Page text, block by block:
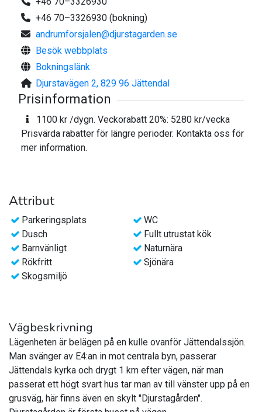
och närhet till kultur- och turistaktiviteter i vår charmiga
kommun. Här kan du sakta ner tempot utan att göra avkall på
komforten.
Praktisk info:
Trådlöst wi-fi ingår
Sopor och städning tas om hand av gästen och ingår inte
+46 70–3326930 (bokning)
andrumforsjalen@djurstagarden.se
Besök webbplats
Bokningslänk
Djurstavägen 2, 829 96 Jättendal
Prisinformation
1100 kr /dygn. Veckorabatt 20%: 5280 kr/vecka
Prisvärda rabatter för längre perioder. Kontakta oss för
mer information.
Attribut
Parkeringsplats
WC
Dusch
Fullt utrustat kök
Barnvänligt
Naturnära
Rökfritt
Sjönära
Skogsmiljö
Vägbeskrivning
Lägenheten är belägen på en kulle ovanför Jättendalssjön.
Man svänger av E4:an in mot centrala byn, passerar
Jättendals kyrka och drygt 1 km efter vägen, när man
passerat ett högt svart hus tar man av till vänster upp på en
grusväg, här finns även en skylt "Djurstagården".